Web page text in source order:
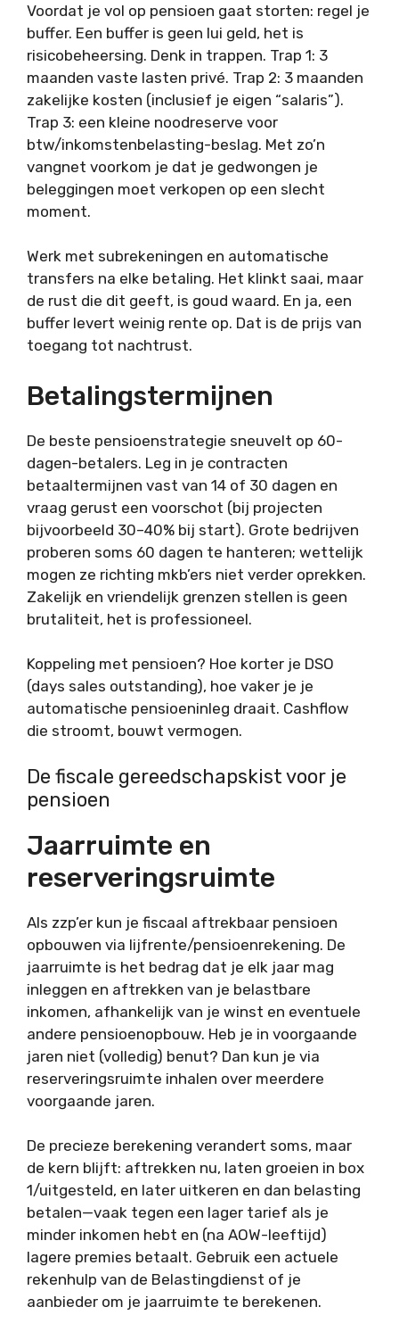
Voordat je vol op pensioen gaat storten: regel je
buffer. Een buffer is geen lui geld, het is
risicobeheersing. Denk in trappen. Trap 1: 3
maanden vaste lasten privé. Trap 2: 3 maanden
zakelijke kosten (inclusief je eigen “salaris”).
Trap 3: een kleine noodreserve voor
btw/inkomstenbelasting-beslag. Met zo’n
vangnet voorkom je dat je gedwongen je
beleggingen moet verkopen op een slecht
moment.
Werk met subrekeningen en automatische
transfers na elke betaling. Het klinkt saai, maar
de rust die dit geeft, is goud waard. En ja, een
buffer levert weinig rente op. Dat is de prijs van
toegang tot nachtrust.
Betalingstermijnen
De beste pensioenstrategie sneuvelt op 60-
dagen-betalers. Leg in je contracten
betaaltermijnen vast van 14 of 30 dagen en
vraag gerust een voorschot (bij projecten
bijvoorbeeld 30–40% bij start). Grote bedrijven
proberen soms 60 dagen te hanteren; wettelijk
mogen ze richting mkb’ers niet verder oprekken.
Zakelijk en vriendelijk grenzen stellen is geen
brutaliteit, het is professioneel.
Koppeling met pensioen? Hoe korter je DSO
(days sales outstanding), hoe vaker je je
automatische pensioeninleg draait. Cashflow
die stroomt, bouwt vermogen.
De fiscale gereedschapskist voor je
pensioen
Jaarruimte en
reserveringsruimte
Als zzp’er kun je fiscaal aftrekbaar pensioen
opbouwen via lijfrente/pensioenrekening. De
jaarruimte is het bedrag dat je elk jaar mag
inleggen en aftrekken van je belastbare
inkomen, afhankelijk van je winst en eventuele
andere pensioenopbouw. Heb je in voorgaande
jaren niet (volledig) benut? Dan kun je via
reserveringsruimte inhalen over meerdere
voorgaande jaren.
De precieze berekening verandert soms, maar
de kern blijft: aftrekken nu, laten groeien in box
1/uitgesteld, en later uitkeren en dan belasting
betalen—vaak tegen een lager tarief als je
minder inkomen hebt en (na AOW-leeftijd)
lagere premies betaalt. Gebruik een actuele
rekenhulp van de Belastingdienst of je
aanbieder om je jaarruimte te berekenen.